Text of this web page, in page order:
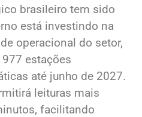
brasileiro tem sido
está investindo na
operacional do setor,
estações
até junho de 2027.
leituras mais
facilitando